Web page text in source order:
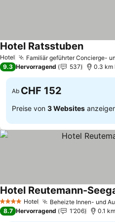
Hotel Familiär geführter Concierge-
Hotel RatsstubenPreise
9.3 Hervorragend 537 0.3 km
Ab CHF 152
Preise von 3 Websites
4 Sterne Hotel Beheizte Innen- und
Hotel Reutemann-
8.7 Hervorragend 1’206 0.1